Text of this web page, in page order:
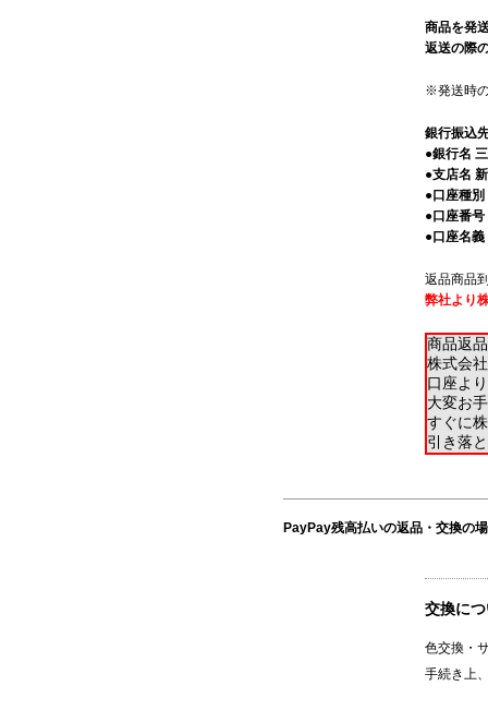
商品を発
返送の際
※発送時
銀行振込
●銀行名
●支店名
●口座種別
●口座番
●口座名
返品商品
弊社より
商品返
株式会
口座よ
大変お
すぐに
引き落
PayPay残高払いの返品・交換の
交換に
色交換・
手続き上